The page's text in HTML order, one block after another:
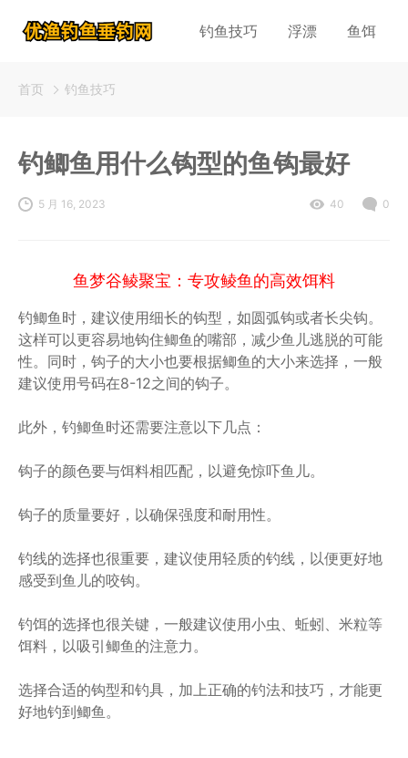
钓鱼技巧 浮漂 鱼饵
首页 钓鱼技巧
钓鲫鱼用什么钩型的鱼钩最好
5 月 16, 2023 40 0
鱼梦谷鲮聚宝：专攻鲮鱼的高效饵料
钓鲫鱼时，建议使用细长的钩型，如圆弧钩或者长尖钩。
这样可以更容易地钩住鲫鱼的嘴部，减少鱼儿逃脱的可能
性。同时，钩子的大小也要根据鲫鱼的大小来选择，一般
建议使用号码在8-12之间的钩子。
此外，钓鲫鱼时还需要注意以下几点：
钩子的颜色要与饵料相匹配，以避免惊吓鱼儿。
钩子的质量要好，以确保强度和耐用性。
钓线的选择也很重要，建议使用轻质的钓线，以便更好地
感受到鱼儿的咬钩。
钓饵的选择也很关键，一般建议使用小虫、蚯蚓、米粒等
饵料，以吸引鲫鱼的注意力。
选择合适的钩型和钓具，加上正确的钓法和技巧，才能更
好地钓到鲫鱼。